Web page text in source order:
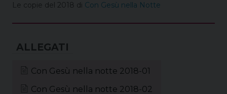
Le copie del 2018 di Con Gesù nella Notte
Con Gesù nella notte 2018-01
Con Gesù nella notte 2018-02